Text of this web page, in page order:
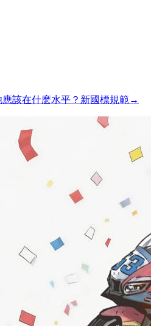
應該在什麽水平？新國標規範→